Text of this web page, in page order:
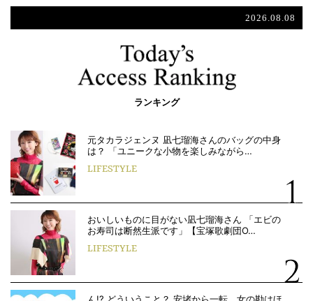
2026.08.08
ランキング
元タカラジェンヌ 凪七瑠海さんのバッグの中身
は？ 「ユニークな小物を楽しみながら…
LIFESTYLE
おいしいものに目がない凪七瑠海さん 「エビの
お寿司は断然生派です」【宝塚歌劇団O…
LIFESTYLE